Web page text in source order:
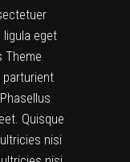
ligula eget
Theme
parturient
Quisque
nisi